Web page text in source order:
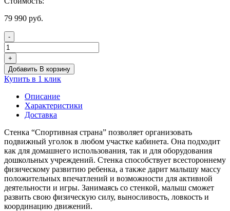
79 990 руб.
-
Количество
товара
Игровая
развивающая
стенка
Спортивная
страна
+
Добавить В корзину
Купить в 1 клик
Описание
Характеристики
Доставка
Стенка “Спортивная страна” позволяет организовать
подвижный уголок в любом участке кабинета. Она подходит
как для домашнего использования, так и для оборудования
дошкольных учреждений. Стенка способствует всестороннему
физическому развитию ребенка, а также дарит малышу массу
положительных впечатлений и возможности для активной
деятельности и игры. Занимаясь со стенкой, малыш сможет
развить свою физическую силу, выносливость, ловкость и
координацию движений.